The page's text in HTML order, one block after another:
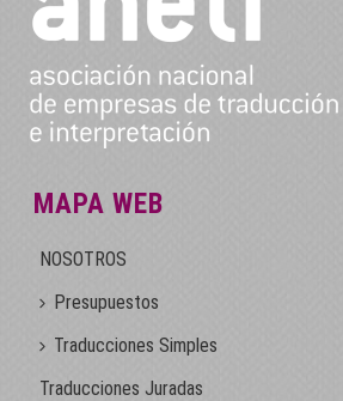
MAPA WEB
NOSOTROS
Presupuestos
Traducciones Simples
Traducciones Juradas